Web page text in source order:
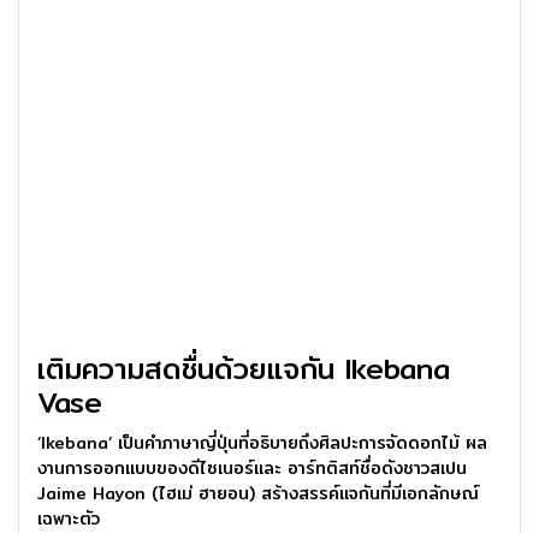
เติมความสดชื่นด้วยแจกัน Ikebana
Vase
‘Ikebana’ เป็นคำภาษาญี่ปุ่นที่อธิบายถึงศิลปะการจัดดอกไม้ ผล
งานการออกแบบของดีไซเนอร์และ อาร์ทติสท์ชื่อดังชาวสเปน
Jaime Hayon (ไฮเม่ ฮายอน) สร้างสรรค์แจกันที่มีเอกลักษณ์
เฉพาะตัว